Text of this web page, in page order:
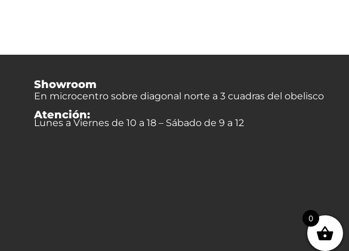
Showroom
En microcentro sobre diagonal norte a 3 cuadras del obelisco
Atención:
Lunes a Viernes de 10 a 18 – Sábado de 9 a 12
0